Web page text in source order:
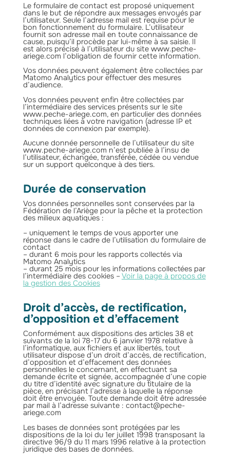
Le formulaire de contact est proposé uniquement
dans le but de répondre aux messages envoyés par
l’utilisateur. Seule l’adresse mail est requise pour le
bon fonctionnement du formulaire. L’utilisateur
fournit son adresse mail en toute connaissance de
cause, puisqu’il procède par lui-même à sa saisie. Il
est alors précisé à l’utilisateur du site www.peche-
ariege.com l’obligation de fournir cette information.
Vos données peuvent également être collectées par
Matomo Analytics pour effectuer des mesures
d’audience.
Vos données peuvent enfin être collectées par
l’intermédiaire des services présents sur le site
www.peche-ariege.com, en particulier des données
techniques liées à votre navigation (adresse IP et
données de connexion par exemple).
Aucune donnée personnelle de l’utilisateur du site
www.peche-ariege.com n’est publiée à l’insu de
l’utilisateur, échangée, transférée, cédée ou vendue
sur un support quelconque à des tiers.
Durée de conservation
Vos données personnelles sont conservées par la
Fédération de l’Ariège pour la pêche et la protection
des milieux aquatiques :
– uniquement le temps de vous apporter une
réponse dans le cadre de l’utilisation du formulaire de
contact
– durant 6 mois pour les rapports collectés via
Matomo Analytics
– durant 25 mois pour les informations collectées par
l’intermédiaire des cookies – Voir la page à propos de
la gestion des Cookies
Droit d’accès, de rectification,
d’opposition et d’effacement
Conformément aux dispositions des articles 38 et
suivants de la loi 78-17 du 6 janvier 1978 relative à
l’informatique, aux fichiers et aux libertés, tout
utilisateur dispose d’un droit d’accès, de rectification,
d’opposition et d’effacement des données
personnelles le concernant, en effectuant sa
demande écrite et signée, accompagnée d’une copie
du titre d’identité avec signature du titulaire de la
pièce, en précisant l’adresse à laquelle la réponse
doit être envoyée. Toute demande doit être adressée
par mail à l’adresse suivante : contact@peche-
ariege.com
Les bases de données sont protégées par les
dispositions de la loi du 1er juillet 1998 transposant la
directive 96/9 du 11 mars 1996 relative à la protection
juridique des bases de données.